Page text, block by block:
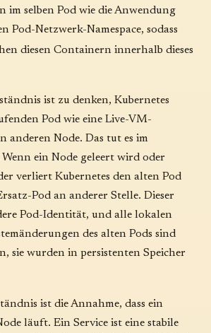
im selben Pod wie die Anwendung
Pod-Netzwerk-Namespace, sodass
diesen Containern innerhalb dieses
ist zu denken, Kubernetes
Pod wie eine Live-VM-
anderen Node. Das tut es im
ein Node geleert wird oder
verliert Kubernetes den alten Pod
Pod an anderer Stelle. Dieser
Pod-Identität, und alle lokalen
des alten Pods sind
sie wurden in persistenten Speicher
ist die Annahme, dass ein
läuft. Ein Service ist eine stabile